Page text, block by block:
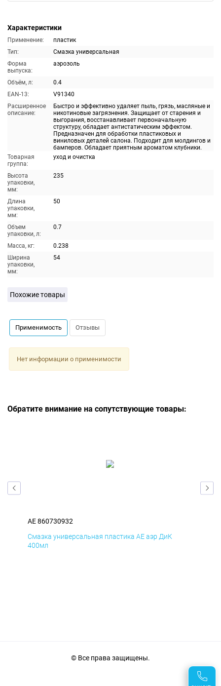
Характеристики
Применение:
пластик
Тип:
Смазка универсальная
Форма
выпуска:
аэрозоль
Объём, л:
0.4
EAN-13:
V91340
Расширенное
описание:
Быстро и эффективно удаляет пыль, грязь, масляные и
никотиновые загрязнения. Защищает от старения и
выгорания, восстанавливает первоначальную
структуру, обладает антистатическим эффектом.
Предназначен для обработки пластиковых и
виниловых деталей салона. Подходит для молдингов и
бамперов. Обладает приятным ароматом клубники.
Товарная
группа:
уход и очистка
Высота
упаковки,
мм:
235
Длина
упаковки,
мм:
50
Объем
упаковки, л:
0.7
Масса, кг:
0.238
Ширина
упаковки,
мм:
54
Похожие товары
Применимость Отзывы
Нет информации о применимости
Обратите внимание на сопутствующие товары:
AE 860730932
Смазка универсальная пластика AE аэр ДиК
400мл
© Все права защищены.